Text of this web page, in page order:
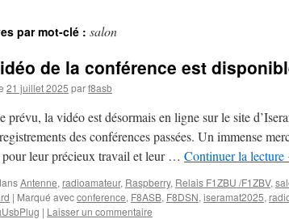
par mot-clé : salon
de la conférence est
21 juillet 2025 parf8asb
prévu, la vidéo est désormais en ligne sur le site
des conférences passées. Un immense
pour leur précieux travail et leur … Continuer la lecture
Antenne, radioamateur, Raspberry, Relais F1ZBU /F1ZBV,
| Marqué avecconference, F8ASB, F8DSN, iseramat2025,
| Laisser un commentaire